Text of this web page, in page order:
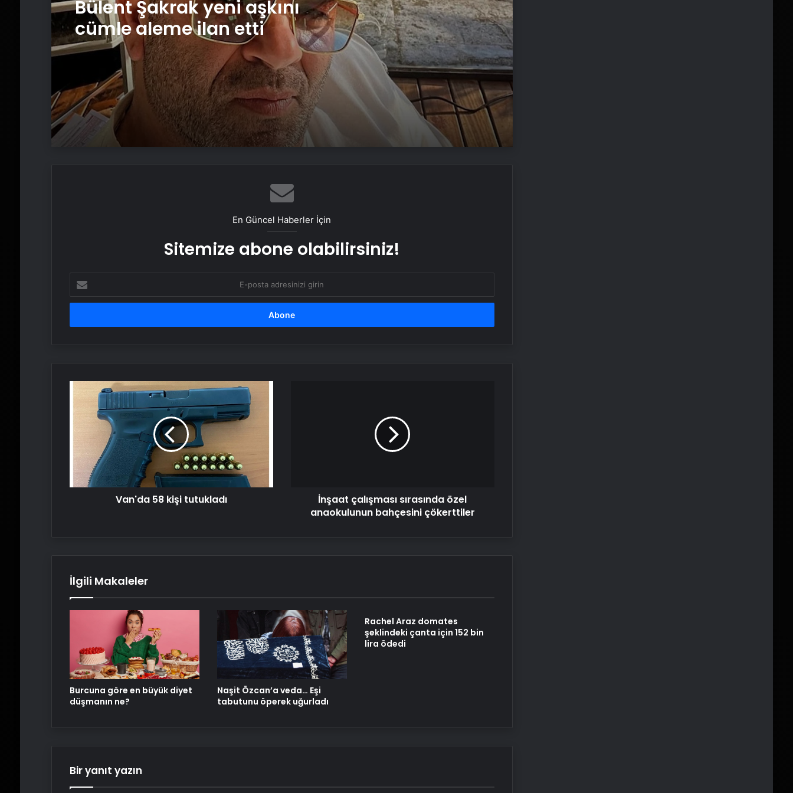
Bülent Şakrak yeni aşkını
cümle aleme ilan etti
Zeynep Sever Demirel 2.5 ayda 20
kilo verdi
Çin astrolojisine göre hangi
burçsun?
Burcuna göre kaç gün sonra diyeti
Serenay Sarıkaya günler sonra
ortaya çıktı! Katıldığı defilede böyle
En Güncel Haberler İçin
Sitemize abone olabilirsiniz!
posta
adresinizi
58
Van'da 58 kişi tutukladı
İnşaat çalışması sırasında özel
anaokulunun bahçesini çökerttiler
İlgili Makaleler
Burcuna göre en büyük diyet
düşmanın ne?
Naşit Özcan’a veda… Eşi
tabutunu öperek uğurladı
Rachel Araz domates
şeklindeki çanta için 152 bin
lira ödedi
Bir yanıt yazın